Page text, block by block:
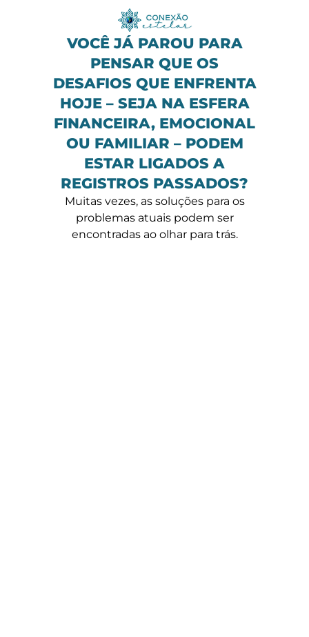
VOCÊ JÁ PAROU PARA
PENSAR QUE OS
DESAFIOS QUE ENFRENTA
HOJE – SEJA NA ESFERA
FINANCEIRA, EMOCIONAL
OU FAMILIAR – PODEM
ESTAR LIGADOS A
REGISTROS PASSADOS?
Muitas vezes, as soluções para os
problemas atuais podem ser
encontradas ao olhar para trás.